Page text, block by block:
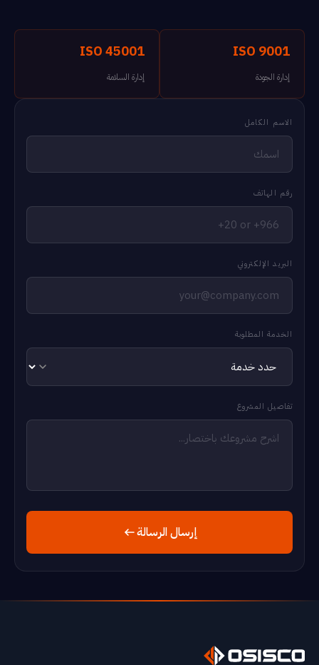
ISO 9001
إدارة الجودة
ISO 45001
إدارة السلامة
الاسم الكامل
رقم الهاتف
البريد الإلكتروني
الخدمة المطلوبة
تفاصيل المشروع
إرسال الرسالة
✕